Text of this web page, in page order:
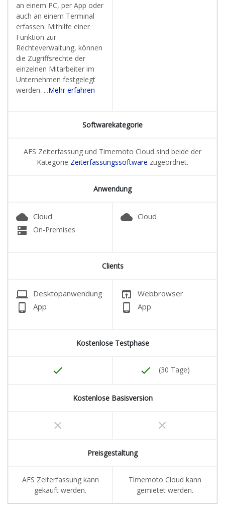
an einem PC, per App oder
auch an einem Terminal
erfassen. Mithilfe einer
Funktion zur
Rechteverwaltung, können
die Zugriffsrechte der
einzelnen Mitarbeiter im
Unternehmen festgelegt
werden. ...Mehr erfahren
Softwarekategorie
AFS Zeiterfassung und Timemoto Cloud sind beide der
Kategorie Zeiterfassungssoftware zugeordnet.
Anwendung
cloud Cloud
dns On-Premises
cloud Cloud
Clients
laptop Desktopanwendung
phone_android App
open_in_browser Webbrowser
phone_android App
Kostenlose Testphase
done done (30 Tage)
Kostenlose Basisversion
clear clear
Preisgestaltung
AFS Zeiterfassung kann
gekauft werden.
Timemoto Cloud kann
gemietet werden.